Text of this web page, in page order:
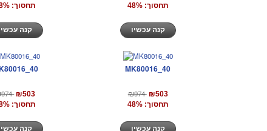
תחסוך: 48%
תחסוך: 48%
קנה עכשיו
₪503
תחסוך: 48%
MK80016_40
₪974 ₪503
תחסוך: 48%
קנה עכשיו